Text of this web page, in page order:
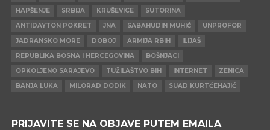
HAPŠENJE
SRBIJA KRUŠEVICE
SUTORINA
ANTIDAYTON POKRET
JNA SABAHUDIN MUHIĆ
UNPROFOR
JADRANSKO MORE
DOBOJ ARMIJA RBIH
ILIJAŠ
REPUBLIKA BOSNA I HERCEGOVINA
BOŠNJACI
OPKOLJENO SARAJEVO
TUŽILAŠTVO BIH INTERNET
ZENICA
BANJA LUKA
MILORAD DODIK NATO SUAD KURTĆEHAJIĆ
PRIJAVITE SE NA OBJAVE PUTEM EMAILA